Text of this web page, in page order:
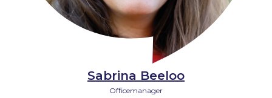
Sabrina Beeloo
Officemanager